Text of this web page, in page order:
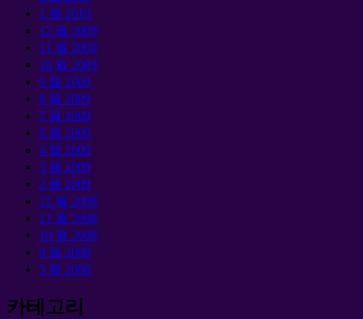
1 월 2010
12 월 2009
11 월 2009
10 월 2009
9 월 2009
8 월 2009
7 월 2009
6 월 2009
4 월 2009
3 월 2009
2 월 2009
12 월 2008
11 월 2008
10 월 2008
9 월 2008
5 월 2008
카테고리